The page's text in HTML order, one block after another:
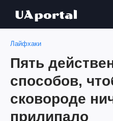
Лайфхаки
Пять
способов,
сковороде
прилипало